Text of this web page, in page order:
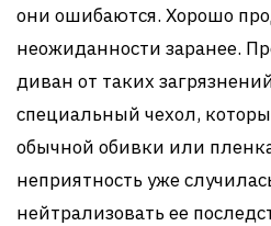
они ошибаются. Хорошо
неожиданности заранее.
диван от таких
специальный чехол,
обычной обивки или
неприятность уже
нейтрализовать ее